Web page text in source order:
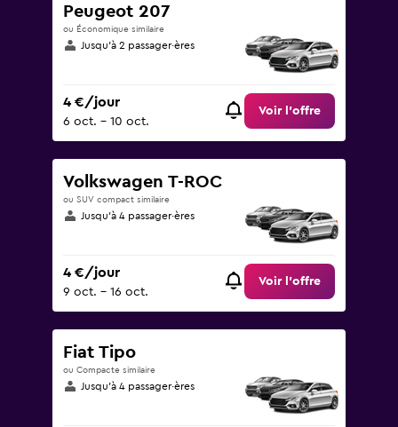
Peugeot 207
ou Économique similaire
Jusqu’à 2 passager·ères
4 €/jour
6 oct. - 10 oct.
Voir l’offre
Volkswagen T-ROC
ou SUV compact similaire
Jusqu’à 4 passager·ères
4 €/jour
9 oct. - 16 oct.
Voir l’offre
Fiat Tipo
ou Compacte similaire
Jusqu’à 4 passager·ères